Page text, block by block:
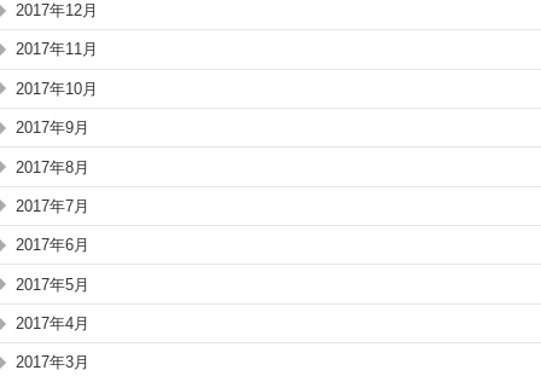
2017年12月
2017年11月
2017年10月
2017年9月
2017年8月
2017年7月
2017年6月
2017年5月
2017年4月
2017年3月